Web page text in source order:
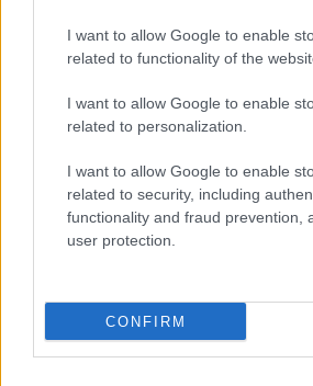
I want to allow Google to enable
related to functionality of the
I want to allow Google to enable
related to personalization.
I want to allow Google to enable
related to security, including
functionality and fraud prevention,
user protection.
CONFIRM
emberiség a Föld egész évre
Ma van idén a túlfogyasztás világnapja:
használta fel mindazokat a természeti
bolygónk egy év alatt képes megújítani.
ökológiai értelemben már „hitelből
közleményében a WWF Magyarország.
HIRDETÉS
HIRDETÉS